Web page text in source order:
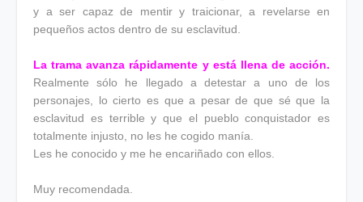
y a ser capaz de mentir y traicionar, a revelarse en
pequeños actos dentro de su esclavitud.
La trama avanza rápidamente y está llena de acción.
Realmente sólo he llegado a detestar a uno de los
personajes, lo cierto es que a pesar de que sé que la
esclavitud es terrible y que el pueblo conquistador es
totalmente injusto, no les he cogido manía.
Les he conocido y me he encariñado con ellos.
Muy recomendada.